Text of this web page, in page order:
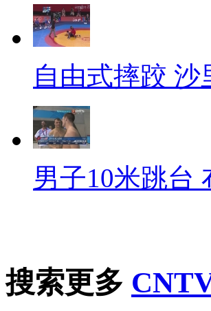
自由式摔跤
男子10米跳台
搜索更多